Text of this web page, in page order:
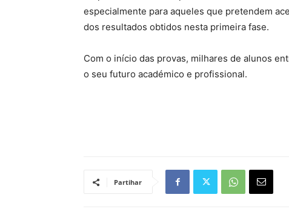
especialmente para aqueles que pretendem
dos resultados obtidos nesta primeira fase.
Com o início das provas, milhares de alunos
o seu futuro académico e profissional.
Partihar